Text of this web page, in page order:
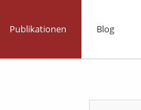
Publikationen Blog